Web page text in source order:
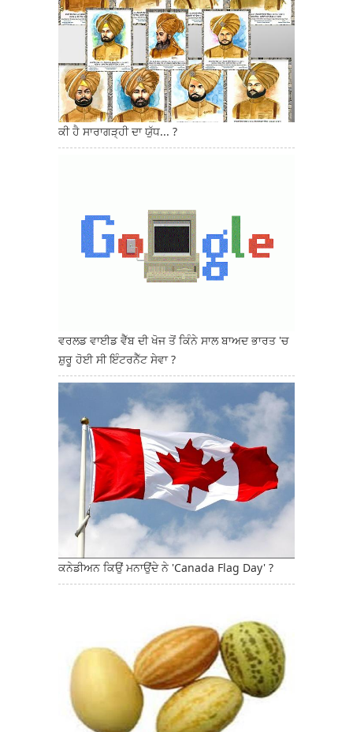
ਕੀ ਹੈ ਸਾਰਾਗੜ੍ਹੀ ਦਾ ਯੁੱਧ... ?
ਵਰਲਡ ਵਾਈਡ ਵੈੱਬ ਦੀ ਖੋਜ ਤੋਂ ਕਿੰਨੇ ਸਾਲ ਬਾਅਦ ਭਾਰਤ 'ਚ
ਸ਼ੁਰੂ ਹੋਈ ਸੀ ਇੰਟਰਨੈੱਟ ਸੇਵਾ ?
ਕਨੇਡੀਅਨ ਕਿਉਂ ਮਨਾਉਂਦੇ ਨੇ 'Canada Flag Day' ?